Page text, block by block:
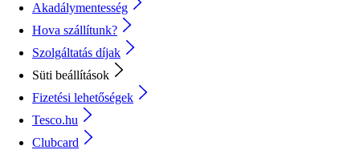
Akadálymentesség
Hova szállítunk?
Szolgáltatás díjak
Süti beállítások
Fizetési lehetőségek
Tesco.hu
Clubcard